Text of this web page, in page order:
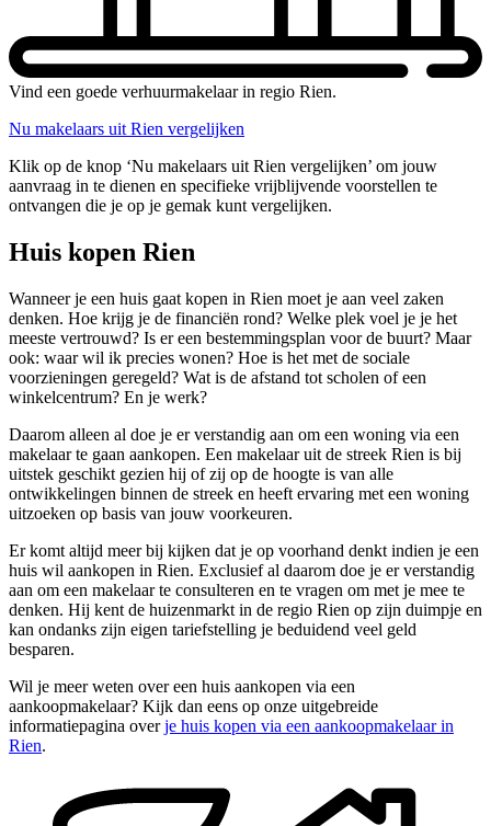
Vind een goede verhuurmakelaar in regio Rien.
Nu makelaars uit Rien vergelijken
Klik op de knop ‘Nu makelaars uit Rien vergelijken’ om jouw
aanvraag in te dienen en specifieke vrijblijvende voorstellen te
ontvangen die je op je gemak kunt vergelijken.
Huis kopen Rien
Wanneer je een huis gaat kopen in Rien moet je aan veel zaken
denken. Hoe krijg je de financiën rond? Welke plek voel je je het
meeste vertrouwd? Is er een bestemmingsplan voor de buurt? Maar
ook: waar wil ik precies wonen? Hoe is het met de sociale
voorzieningen geregeld? Wat is de afstand tot scholen of een
winkelcentrum? En je werk?
Daarom alleen al doe je er verstandig aan om een woning via een
makelaar te gaan aankopen. Een makelaar uit de streek Rien is bij
uitstek geschikt gezien hij of zij op de hoogte is van alle
ontwikkelingen binnen de streek en heeft ervaring met een woning
uitzoeken op basis van jouw voorkeuren.
Er komt altijd meer bij kijken dat je op voorhand denkt indien je een
huis wil aankopen in Rien. Exclusief al daarom doe je er verstandig
aan om een makelaar te consulteren en te vragen om met je mee te
denken. Hij kent de huizenmarkt in de regio Rien op zijn duimpje en
kan ondanks zijn eigen tariefstelling je beduidend veel geld
besparen.
Wil je meer weten over een huis aankopen via een
aankoopmakelaar? Kijk dan eens op onze uitgebreide
informatiepagina overje huis kopen via een aankoopmakelaar in
Rien.